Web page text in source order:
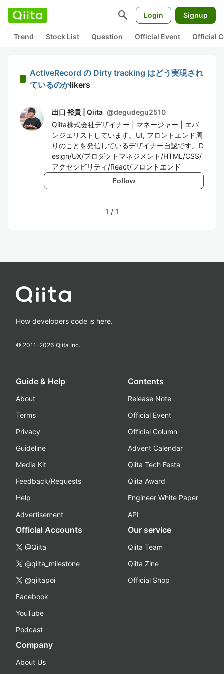
search Login Signup
Trend Stock List Question Official Event Official
ActiveRecord の Dirty tracking はどう実現され
ているのかlikers
出口 裕貴 | Qiita @degudegu2510
Qiita株式会社デザイナー | マネージャー | エバ
ンジェリストしています。UI, フロントエンド周
りのことを発信しているデザイナー自認です。D
esign/UX/プロダクトマネジメント/HTML/CSS/
アクセシビリティ/React/フロントエンド
Follow
1 / 1
How developers code is here.
© 2011-2026 Qiita Inc.
Guide & Help
About
Terms
Privacy
Guideline
Media Kit
Feedback/Requests
Help
Advertisement
Contents
Release Note
Official Event
Official Column
Advent Calendar
Qiita Tech Festa
Qiita Award
Engineer White Paper
API
Official Accounts
@Qiita
@qiita_milestone
@qiitapoi
Facebook
YouTube
Podcast
Our service
Qiita Team
Qiita Zine
Official Shop
Company
About Us